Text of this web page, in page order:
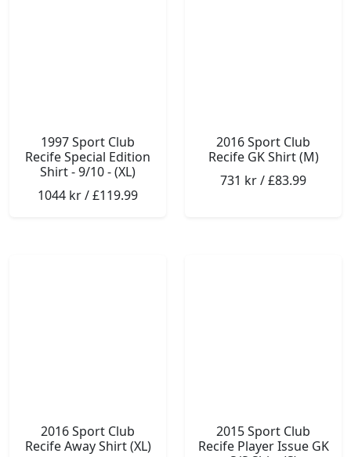
1997 Sport Club
Recife Special Edition
Shirt - 9/10 - (XL)
1044 kr / £119.99
2016 Sport Club
Recife GK Shirt (M)
731 kr / £83.99
2016 Sport Club
Recife Away Shirt (XL)
2015 Sport Club
Recife Player Issue GK